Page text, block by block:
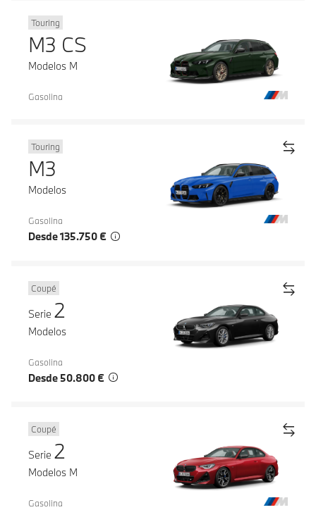
Touring
M3 CS
Modelos M
Gasolina
Touring
M3
Modelos
Gasolina
Desde 135.750 €
Coupé
Serie 2
Modelos
Gasolina
Desde 50.800 €
Coupé
Serie 2
Modelos M
Gasolina